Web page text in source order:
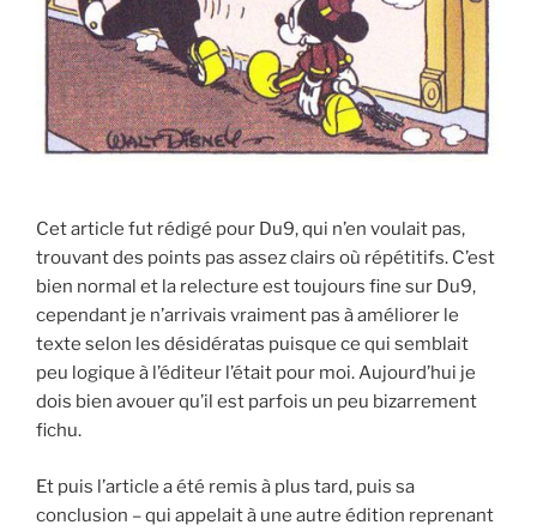
Cet article fut rédigé pour Du9, qui n’en voulait pas,
trouvant des points pas assez clairs où répétitifs. C’est
bien normal et la relecture est toujours fine sur Du9,
cependant je n’arrivais vraiment pas à améliorer le
texte selon les désidératas puisque ce qui semblait
peu logique à l’éditeur l’était pour moi. Aujourd’hui je
dois bien avouer qu’il est parfois un peu bizarrement
fichu.
Et puis l’article a été remis à plus tard, puis sa
conclusion – qui appelait à une autre édition reprenant